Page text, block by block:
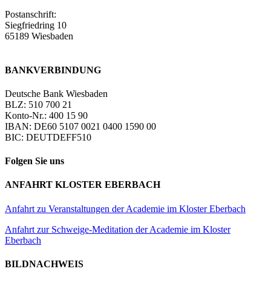
Postanschrift:
Siegfriedring 10
65189 Wiesbaden
BANKVERBINDUNG
Deutsche Bank Wiesbaden
BLZ: 510 700 21
Konto-Nr.: 400 15 90
IBAN: DE60 5107 0021 0400 1590 00
BIC: DEUTDEFF510
Folgen Sie uns
ANFAHRT KLOSTER EBERBACH
Anfahrt zu Veranstaltungen der Academie im Kloster Eberbach
Anfahrt zur Schweige-Meditation der Academie im Kloster
Eberbach
BILDNACHWEIS